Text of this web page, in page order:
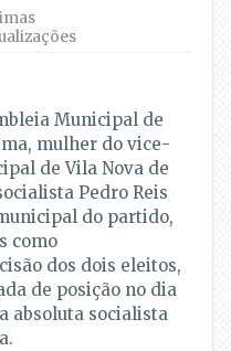
Municipal de
mulher do vice-
de Vila Nova de
Pedro Reis
do partido,
como
dos dois eleitos,
de posição no dia
absoluta socialista